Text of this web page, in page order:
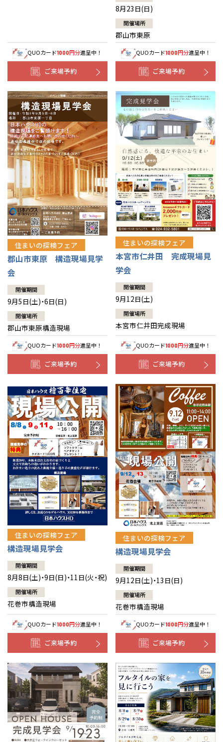
QUOカード1000円分進呈中！
ご来場予約
8月23日(日)
開催場所
郡山市東原
QUOカード1000円分進呈中！
ご来場予約
住まいの探検フェア
郡山市東原 構造現場見学
会
開催期間
9月5日(土)・6日(日)
開催場所
郡山市東原構造現場
QUOカード1000円分進呈中！
ご来場予約
住まいの探検フェア
本宮市仁井田 完成現場見
学会
開催期間
9月12日(土)
開催場所
本宮市仁井田完成現場
QUOカード1000円分進呈中！
ご来場予約
住まいの探検フェア
構造現場見学会
開催期間
8月8日(土)・9日(日)・11日(火・祝)
開催場所
花巻市構造現場
QUOカード1000円分進呈中！
ご来場予約
住まいの探検フェア
構造現場見学会
開催期間
9月12日(土)・13日(日)
開催場所
花巻市構造現場
QUOカード1000円分進呈中！
ご来場予約